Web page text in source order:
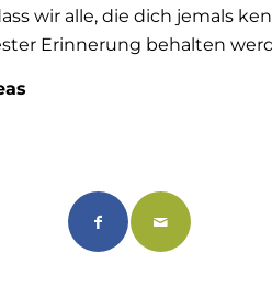
wir alle, die dich jemals
Erinnerung behalten